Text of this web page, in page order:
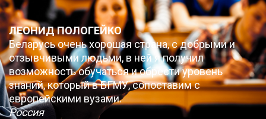
ЛЕОНИД ПОЛОГЕЙКО
Беларусь очень хорошая страна, с добрыми и
отзывчивыми людьми, в ней я получил
возможность обучаться и обрести уровень
знаний, который в БГМУ, сопоставим с
европейскими вузами.
Россия